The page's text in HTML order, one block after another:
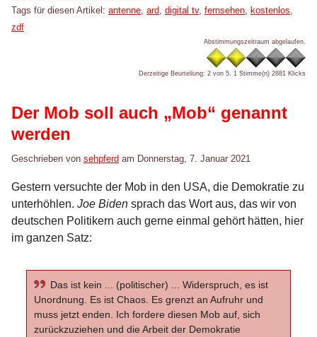
Tags für diesen Artikel: antenne, ard, digital tv, fernsehen, kostenlos,
zdf
Abstimmungszeitraum abgelaufen.
Derzeitige Beurteilung: 2 von 5, 1 Stimme(n) 2881 Klicks
Der Mob soll auch „Mob“ genannt
werden
Geschrieben von sehpferd am Donnerstag, 7. Januar 2021
Gestern versuchte der Mob in den USA, die Demokratie zu
unterhöhlen. Joe Biden sprach das Wort aus, das wir von
deutschen Politikern auch gerne einmal gehört hätten, hier
im ganzen Satz:
Das ist kein ... (politischer) ... Widerspruch, es ist
Unordnung. Es ist Chaos. Es grenzt an Aufruhr und
muss jetzt enden. Ich fordere diesen Mob auf, sich
zurückzuziehen und die Arbeit der Demokratie